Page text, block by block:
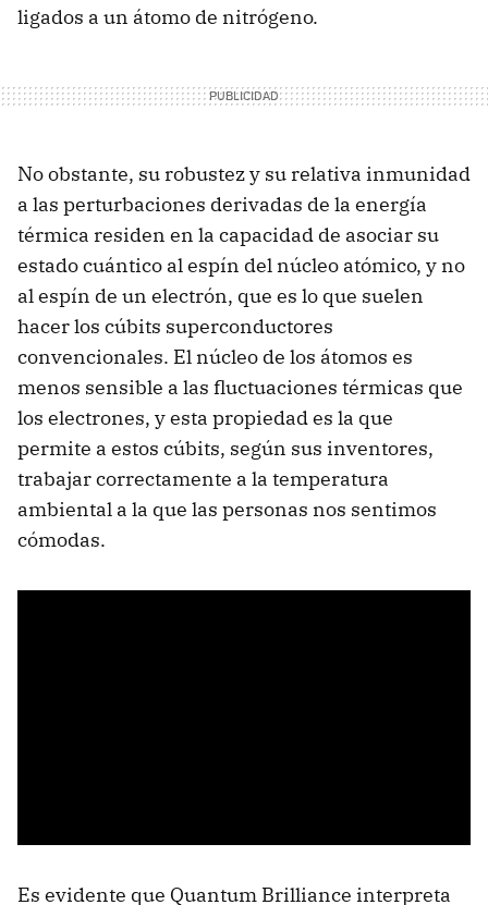
ligados a un átomo de nitrógeno.
No obstante, su robustez y su relativa inmunidad
a las perturbaciones derivadas de la energía
térmica residen en la capacidad de asociar su
estado cuántico al espín del núcleo atómico, y no
al espín de un electrón, que es lo que suelen
hacer los cúbits superconductores
convencionales. El núcleo de los átomos es
menos sensible a las fluctuaciones térmicas que
los electrones, y esta propiedad es la que
permite a estos cúbits, según sus inventores,
trabajar correctamente a la temperatura
ambiental a la que las personas nos sentimos
cómodas.
Es evidente que Quantum Brilliance interpreta